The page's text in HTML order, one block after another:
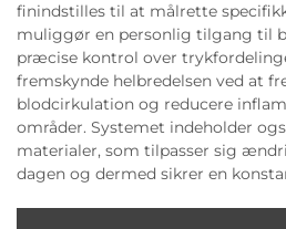
finindstilles til at målrette
muliggør en personlig tilgang til
præcise kontrol over
fremskynde helbredelsen ved at
blodcirkulation og reducere
områder. Systemet indeholder
materialer, som tilpasser sig
dagen og dermed sikrer en